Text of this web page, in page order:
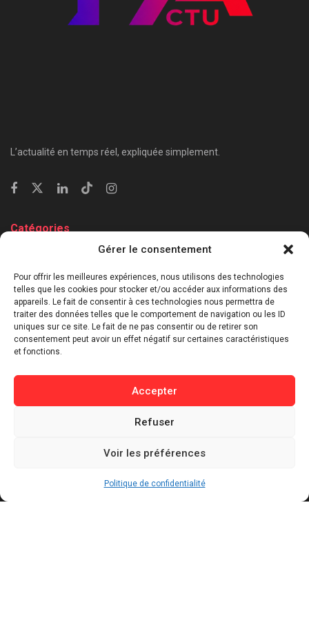
Gérer le consentement
Pour offrir les meilleures expériences, nous utilisons des technologies
telles que les cookies pour stocker et/ou accéder aux informations des
appareils. Le fait de consentir à ces technologies nous permettra de
traiter des données telles que le comportement de navigation ou les ID
uniques sur ce site. Le fait de ne pas consentir ou de retirer son
consentement peut avoir un effet négatif sur certaines caractéristiques
et fonctions.
Accepter
Refuser
Voir les préférences
Politique de confidentialité
L’actualité en temps réel, expliquée simplement.
Catégories
Économie & Business
⁠Culture & Divertissement
⁠Tech & Innovation
Sport
Lifestyle
Politique de confidentialité
Politique de cookies